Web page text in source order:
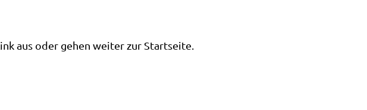
aus oder gehen weiter zur Startseite.